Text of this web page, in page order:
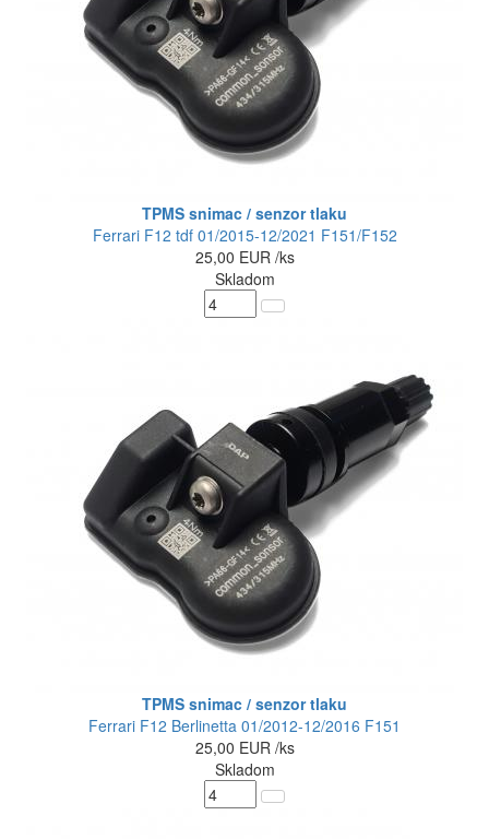
TPMS snimac / senzor tlaku
Ferrari F12 tdf 01/2015-12/2021 F151/F152
25,00 EUR /ks
Skladom
TPMS snimac / senzor tlaku
Ferrari F12 Berlinetta 01/2012-12/2016 F151
25,00 EUR /ks
Skladom